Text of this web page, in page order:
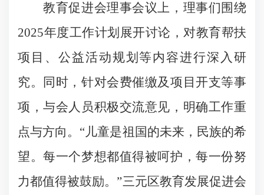
教育促进会理事会议上，理事们围绕
2025年度工作计划展开讨论，对教育帮扶
项目、公益活动规划等内容进行深入研
究。同时，针对会费催缴及项目开支等事
项，与会人员积极交流意见，明确工作重
点与方向。“儿童是祖国的未来，民族的希
望。每一个梦想都值得被呵护，每一份努
力都值得被鼓励。”三元区教育发展促进会